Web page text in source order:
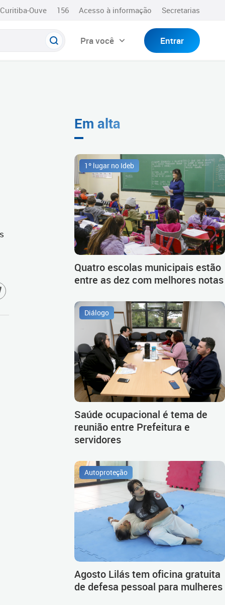
Curitiba-Ouve 156 Acesso à informação Secretarias
Pra você Entrar
Em alta
1º lugar no Ideb
Quatro escolas municipais estão
entre as dez com melhores notas
Diálogo
Saúde ocupacional é tema de
reunião entre Prefeitura e
servidores
Autoproteção
Agosto Lilás tem oficina gratuita
de defesa pessoal para mulheres